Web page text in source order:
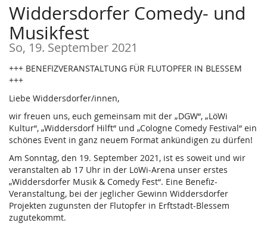
Widdersdorfer Comedy- und
Musikfest
So, 19. September 2021
+++ BENEFIZVERANSTALTUNG FÜR FLUTOPFER IN BLESSEM
+++
Liebe Widdersdorfer/innen,
wir freuen uns, euch gemeinsam mit der „DGW“, „LöWi
Kultur“, „Widdersdorf Hilft“ und „Cologne Comedy Festival“ ein
schönes Event in ganz neuem Format ankündigen zu dürfen!
Am Sonntag, den 19. September 2021, ist es soweit und wir
veranstalten ab 17 Uhr in der LöWi-Arena unser erstes
„Widdersdorfer Musik & Comedy Fest“. Eine Benefiz-
Veranstaltung, bei der jeglicher Gewinn Widdersdorfer
Projekten zugunsten der Flutopfer in Erftstadt-Blessem
zugutekommt.